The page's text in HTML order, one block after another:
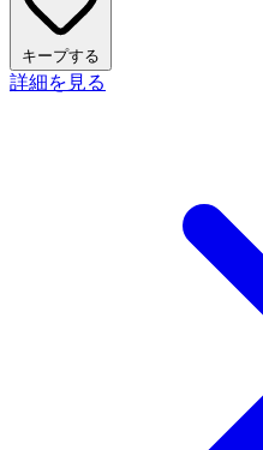
キープする
詳細を見る